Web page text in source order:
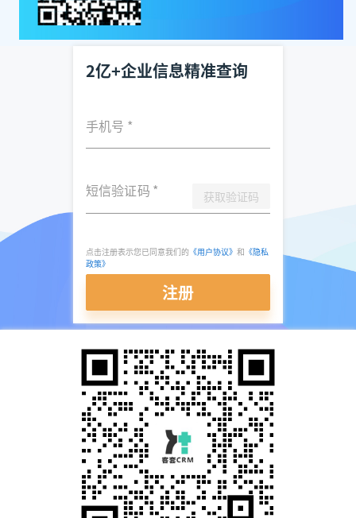
2亿+企业信息精准查询
手机号 *
短信验证码 * 获取验证码
点击注册表示您已同意我们的 《用户协议》 和 《隐私
政策》
注册